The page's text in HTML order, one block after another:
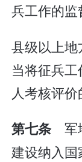
兵工作的监
县级以上
当将征兵
人考核评价
第七条 军
建设纳入